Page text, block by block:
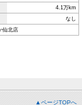
4.1万km
なし
仙北店
▲ページTOPへ